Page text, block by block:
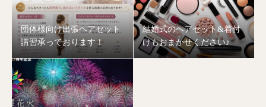
団体様向け出張ヘアセット
講習承っております！
結婚式のヘアセット&着付
けもおまかせください♪